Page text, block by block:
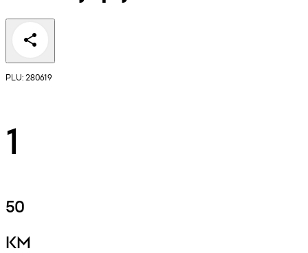
PLU: 280619
1
50
KM